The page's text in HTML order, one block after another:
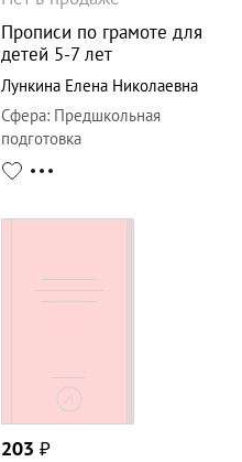
Прописи по грамоте для
детей 5-7 лет
Лункина Елена Николаевна
Сфера: Предшкольная
подготовка
203 ₽